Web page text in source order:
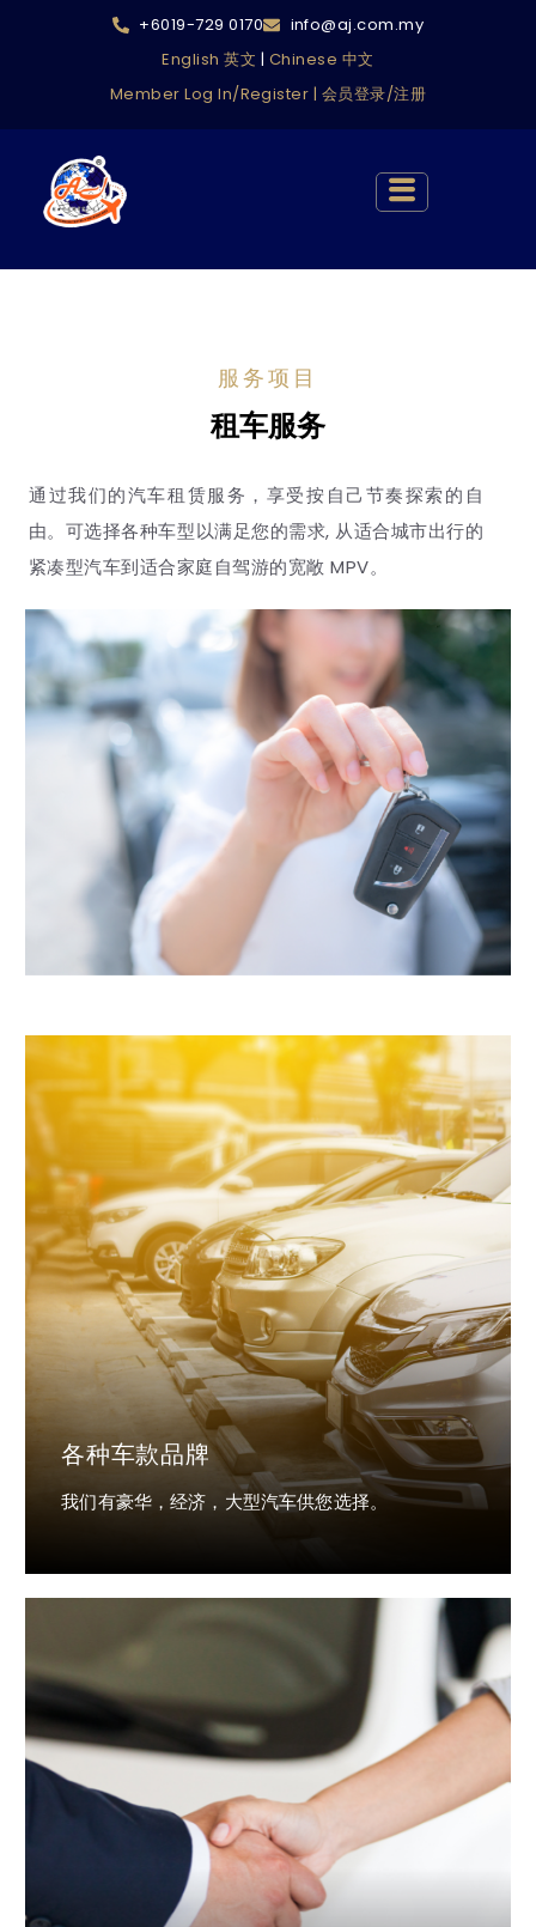
+6019-729 0170
info@aj.com.my
English 英文 | Chinese 中文
Member Log In/Register | 会员登录/注册
服务项目
租车服务
通过我们的汽车租赁服务，享受按自己节奏探索的自
由。可选择各种车型以满足您的需求, 从适合城市出行的
紧凑型汽车到适合家庭自驾游的宽敞 MPV。
各种车款品牌
我们有豪华，经济，大型汽车供您选择。